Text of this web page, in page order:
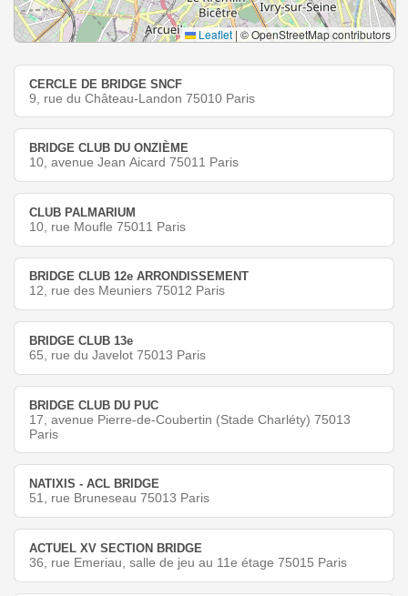
Leaflet |© OpenStreetMap contributors
CERCLE DE BRIDGE SNCF
9, rue du Château-Landon 75010 Paris
BRIDGE CLUB DU ONZIÈME
10, avenue Jean Aicard 75011 Paris
CLUB PALMARIUM
10, rue Moufle 75011 Paris
BRIDGE CLUB 12e ARRONDISSEMENT
12, rue des Meuniers 75012 Paris
BRIDGE CLUB 13e
65, rue du Javelot 75013 Paris
BRIDGE CLUB DU PUC
17, avenue Pierre-de-Coubertin (Stade Charléty) 75013
Paris
NATIXIS - ACL BRIDGE
51, rue Bruneseau 75013 Paris
ACTUEL XV SECTION BRIDGE
36, rue Emeriau, salle de jeu au 11e étage 75015 Paris